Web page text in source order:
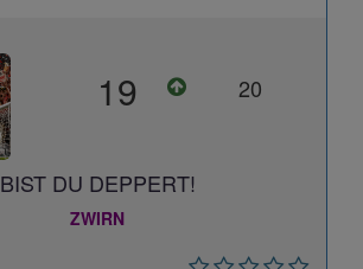
19 20
BIST DU DEPPERT!
ZWIRN